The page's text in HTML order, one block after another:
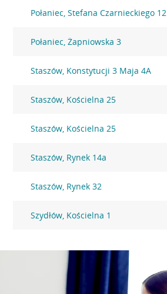
Połaniec, Stefana Czarnieckiego 12
Połaniec, Żapniowska 3
Staszów, Konstytucji 3 Maja 4A
Staszów, Kościelna 25
Staszów, Kościelna 25
Staszów, Rynek 14a
Staszów, Rynek 32
Szydłów, Kościelna 1